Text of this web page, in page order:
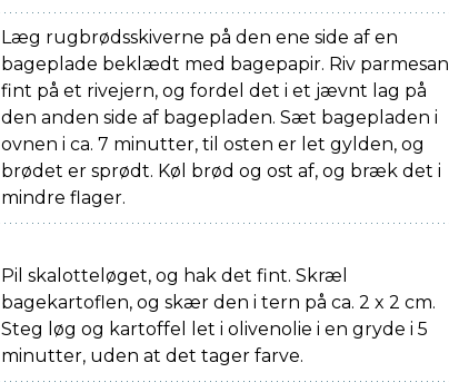
Læg rugbrødsskiverne på den ene side af en
bageplade beklædt med bagepapir. Riv parmesan
fint på et rivejern, og fordel det i et jævnt lag på
den anden side af bagepladen. Sæt bagepladen i
ovnen i ca. 7 minutter, til osten er let gylden, og
brødet er sprødt. Køl brød og ost af, og bræk det i
mindre flager.
Pil skalotteløget, og hak det fint. Skræl
bagekartoflen, og skær den i tern på ca. 2 x 2 cm.
Steg løg og kartoffel let i olivenolie i en gryde i 5
minutter, uden at det tager farve.